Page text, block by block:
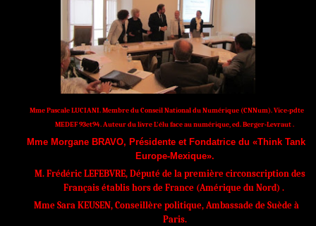
Mme Pascale LUCIANI. Membre du Conseil National du Numérique (CNNum). Vice-pdte
MEDEF 93et94. Auteur du livre L'élu face au numérique, ed. Berger-Levraut .
Mme Morgane BRAVO, Présidente et Fondatrice du «Think Tank
Europe-Mexique».
M. Frédéric LEFEBVRE, Député de la première circonscription des
Français établis hors de France (Amérique du Nord) .
Mme Sara KEUSEN, Conseillère politique, Ambassade de Suède à
Paris.